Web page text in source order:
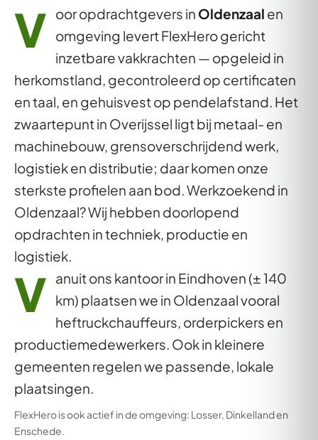
V oor opdrachtgevers in Oldenzaal en
omgeving levert FlexHero gericht
inzetbare vakkrachten — opgeleid in
herkomstland, gecontroleerd op certificaten
en taal, en gehuisvest op pendelafstand. Het
zwaartepunt in Overijssel ligt bij metaal- en
machinebouw, grensoverschrijdend werk,
logistiek en distributie; daar komen onze
sterkste profielen aan bod. Werkzoekend in
Oldenzaal? Wij hebben doorlopend
opdrachten in techniek, productie en
logistiek.
V anuit ons kantoor in Eindhoven (± 140
km) plaatsen we in Oldenzaal vooral
heftruckchauffeurs, orderpickers en
productiemedewerkers. Ook in kleinere
gemeenten regelen we passende, lokale
plaatsingen.
FlexHero is ook actief in de omgeving: Losser, Dinkellanden
Enschede.